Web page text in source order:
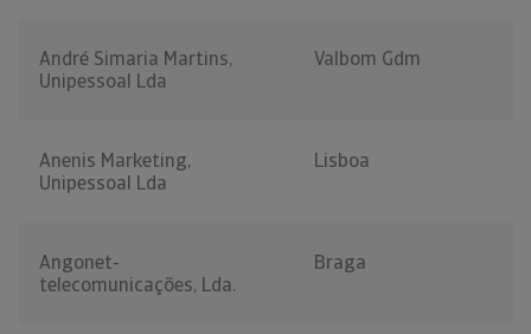
André Simaria Martins,
Unipessoal Lda
Valbom Gdm
Anenis Marketing,
Unipessoal Lda
Lisboa
Angonet-
telecomunicações, Lda.
Braga